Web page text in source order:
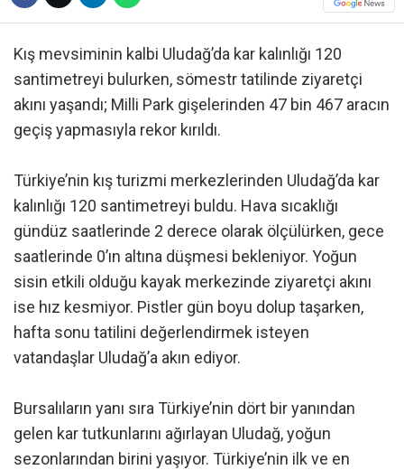
Kış mevsiminin kalbi Uludağ’da kar kalınlığı 120
santimetreyi bulurken, sömestr tatilinde ziyaretçi
akını yaşandı; Milli Park gişelerinden 47 bin 467 aracın
geçiş yapmasıyla rekor kırıldı.
Türkiye’nin kış turizmi merkezlerinden Uludağ’da kar
kalınlığı 120 santimetreyi buldu. Hava sıcaklığı
gündüz saatlerinde 2 derece olarak ölçülürken, gece
saatlerinde 0’ın altına düşmesi bekleniyor. Yoğun
sisin etkili olduğu kayak merkezinde ziyaretçi akını
ise hız kesmiyor. Pistler gün boyu dolup taşarken,
hafta sonu tatilini değerlendirmek isteyen
vatandaşlar Uludağ’a akın ediyor.
Bursalıların yanı sıra Türkiye’nin dört bir yanından
gelen kar tutkunlarını ağırlayan Uludağ, yoğun
sezonlarından birini yaşıyor. Türkiye’nin ilk ve en